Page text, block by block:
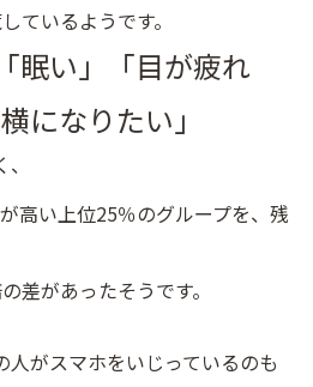
ているようです。
「眠い」「目が疲れ
になりたい」
が高い上位25％のグループを、残
差があったそうです。
人がスマホをいじっているのも